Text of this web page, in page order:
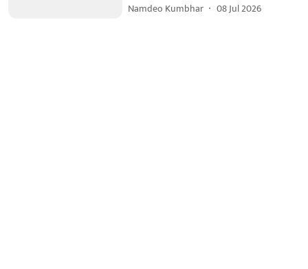
Namdeo Kumbhar 08 Jul 2026